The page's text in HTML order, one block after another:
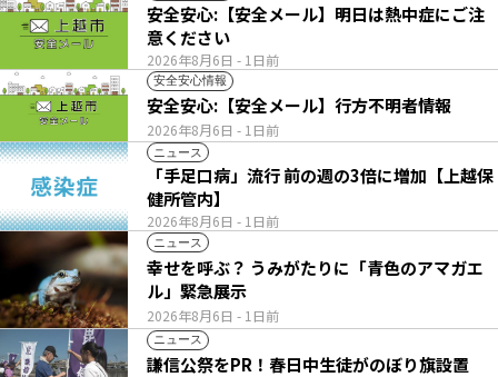
2026年8月6日 - 1日前
安全安心:【安全メール】明日は熱中症にご注
意ください
安全安心情報
2026年8月6日 - 1日前
安全安心:【安全メール】行方不明者情報
ニュース
2026年8月6日 - 1日前
「手足口病」流行 前の週の3倍に増加【上越保
健所管内】
ニュース
2026年8月6日 - 1日前
幸せを呼ぶ？ うみがたりに「青色のアマガエ
ル」緊急展示
ニュース
謙信公祭をPR！春日中生徒がのぼり旗設置